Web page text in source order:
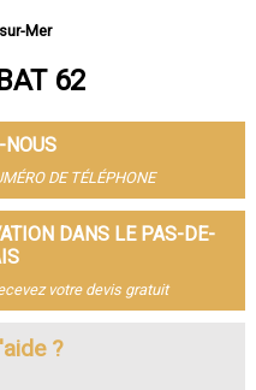
Mer
62
DE TÉLÉPHONE
DANS LE PAS-DE-
votre devis gratuit
?